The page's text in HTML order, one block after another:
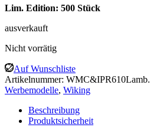
Lim. Edition: 500 Stück
ausverkauft
Nicht vorrätig
Auf Wunschliste
Artikelnummer: WMC&IPR610Lamb.
Werbemodelle, Wiking
Beschreibung
Produktsicherheit